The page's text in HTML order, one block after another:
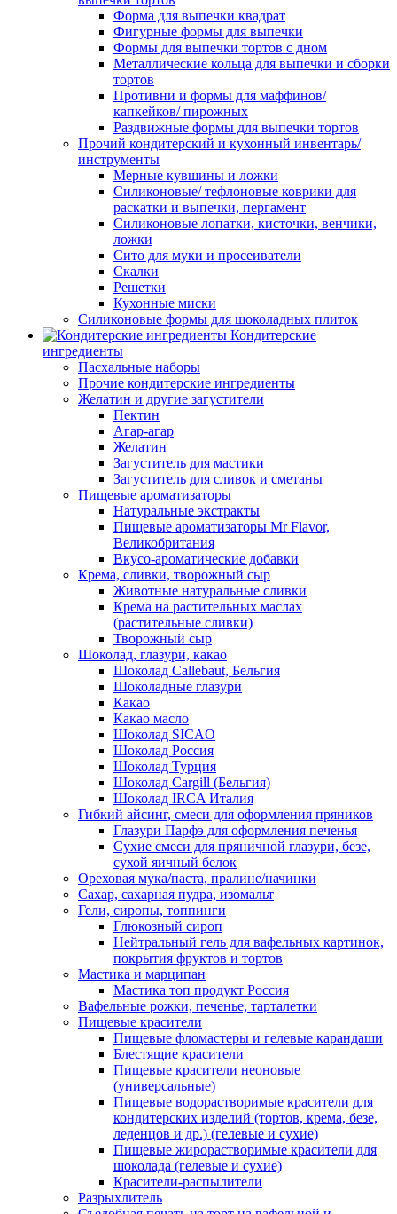
Форма для выпечки квадрат
Фигурные формы для выпечки
Формы для выпечки тортов с дном
Металлические кольца для выпечки и сборки
тортов
Противни и формы для маффинов/
капкейков/ пирожных
Раздвижные формы для выпечки тортов
Прочий кондитерский и кухонный инвентарь/
инструменты
Мерные кувшины и ложки
Силиконовые/ тефлоновые коврики для
раскатки и выпечки, пергамент
Силиконовые лопатки, кисточки, венчики,
ложки
Сито для муки и просеиватели
Скалки
Решетки
Кухонные миски
Силиконовые формы для шоколадных плиток
Кондитерские
ингредиенты
Пасхальные наборы
Прочие кондитерские ингредиенты
Желатин и другие загустители
Пектин
Агар-агар
Желатин
Загуститель для мастики
Загуститель для сливок и сметаны
Пищевые ароматизаторы
Натуральные экстракты
Пищевые ароматизаторы Mr Flavor,
Великобритания
Вкусо-ароматические добавки
Крема, сливки, творожный сыр
Животные натуральные сливки
Крема на растительных маслах
(растительные сливки)
Творожный сыр
Шоколад, глазури, какао
Шоколад Callebaut, Бельгия
Шоколадные глазури
Какао
Какао масло
Шоколад SICAO
Шоколад Россия
Шоколад Турция
Шоколад Cargill (Бельгия)
Шоколад IRCA Италия
Гибкий айсинг, смеси для оформления пряников
Глазури Парфэ для оформления печенья
Сухие смеси для пряничной глазури, безе,
сухой яичный белок
Ореховая мука/паста, пралине/начинки
Сахар, сахарная пудра, изомальт
Гели, сиропы, топпинги
Глюкозный сироп
Нейтральный гель для вафельных картинок,
покрытия фруктов и тортов
Мастика и марципан
Мастика топ продукт Россия
Вафельные рожки, печенье, тарталетки
Пищевые красители
Пищевые фломастеры и гелевые карандаши
Блестящие красители
Пищевые красители неоновые
(универсальные)
Пищевые водорастворимые красители для
кондитерских изделий (тортов, крема, безе,
леденцов и др.) (гелевые и сухие)
Пищевые жирорастворимые красители для
шоколада (гелевые и сухие)
Красители-распылители
Разрыхлитель